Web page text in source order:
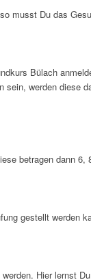
musst Du das
Bülach
werden
betragen dann
gestellt
Hier